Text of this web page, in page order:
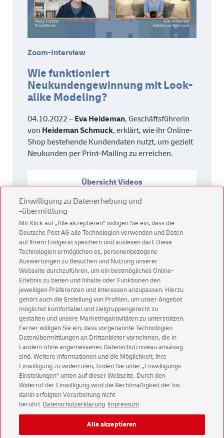
Zoom-Interview
Wie funktioniert
Neukundengewinnung mit Look-
alike Modeling?
04.10.2022 – Eva Heideman, Geschäftsführerin
von Heideman Schmuck, erklärt, wie ihr Online-
Shop bestehende Kundendaten nutzt, um gezielt
Neukunden per Print-Mailing zu erreichen.
Übersicht Videos
Kontakt
Datenschutz & Cookies
Rechtliche Hinweise
Einwilligungs-Einstellungen
Einwilligung zu Datenerhebung und
-übermittlung
Mit Klick auf „Alle akzeptieren” willigen Sie ein, dass die
Deutsche Post AG alle Technologien verwenden und Daten
auf Ihrem Endgerät speichern und auslesen darf. Diese
Technologien ermöglichen es, personenbezogene
Auswertungen zu Besuchen und Nutzung unserer
Webseite durchzuführen, um ein bestmögliches Online-
Erlebnis zu bieten und Inhalte oder Funktionen den
jeweiligen Präferenzen und Interessen anzupassen. Hierzu
gehört auch die Erstellung von Profilen, um unser Angebot
möglichst komfortabel und zielgruppengerecht zu
gestalten und unsere Marketingaktivitäten zu unterstützen.
Ferner willigen Sie ein, dass vorgenannte Technologien
Datenübermittlungen an Drittanbieter vornehmen, die in
Ländern ohne angemessenes Datenschutzniveau ansässig
sind. Weitere Informationen und die Möglichkeit, Ihre
Einwilligung zu widerrufen, finden Sie unter „Einwilligungs-
Einstellungen“ unten auf dieser Webseite. Durch den
Widerruf der Einwilligung wird die Rechtmäßigkeit der bis
dahin erfolgten Verarbeitung nicht
berührt Datenschutzerklärung Impressum
Alle akzeptieren